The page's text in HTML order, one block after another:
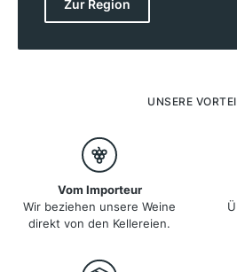
und Westen, flache Ebenen im
Weinbauregionen Italiens und
Zur Region
UNSERE
Vom Importeur
Wir beziehen unsere Weine
direkt von den Kellereien.